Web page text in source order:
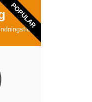
POPULAR